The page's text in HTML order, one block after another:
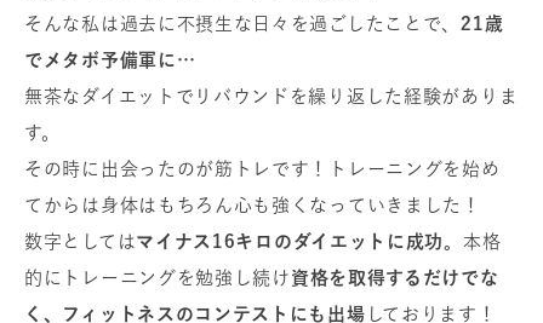
そんな私は過去に不摂生な日々を過ごしたことで、21歳
でメタボ予備軍に…
無茶なダイエットでリバウンドを繰り返した経験がありま
す。
その時に出会ったのが筋トレです！トレーニングを始め
てからは身体はもちろん心も強くなっていきました！
数字としては マイナス16キロのダイエットに成功。 本格
的にトレーニングを勉強し続け 資格を取得するだけでな
く、フィットネスのコンテストにも出場 しております！